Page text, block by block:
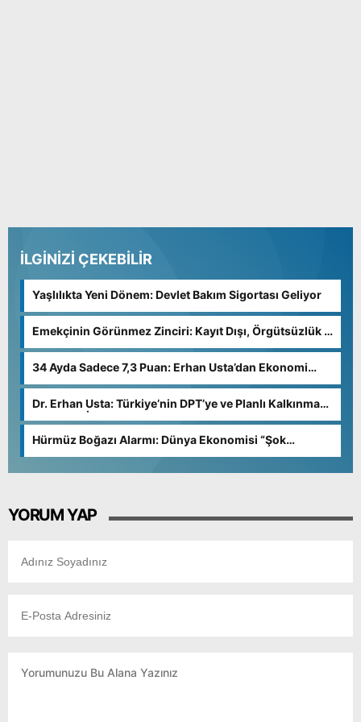
İLGİNİZİ ÇEKEBİLİR
Yaşlılıkta Yeni Dönem: Devlet Bakım Sigortası Geliyor
Emekçinin Görünmez Zinciri: Kayıt Dışı, Örgütsüzlük ve
34 Ayda Sadece 7,3 Puan: Erhan Usta’dan Ekonomi
Dr. Erhan Usta: Türkiye’nin DPT’ye ve Planlı Kalkınma
Modeline İhtiyacı Var”
Hürmüz Boğazı Alarmı: Dünya Ekonomisi “Şok
YORUM YAP